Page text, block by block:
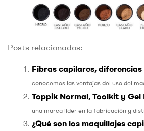
Posts relacionados:
Fibras capilares,
conocemos las ventajas del uso del
Toppik Normal, Toolkit y Gel
una marca líder en la fabricación y
¿Qué son los maquillajes